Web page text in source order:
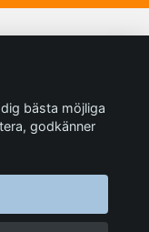
bästa möjliga
godkänner